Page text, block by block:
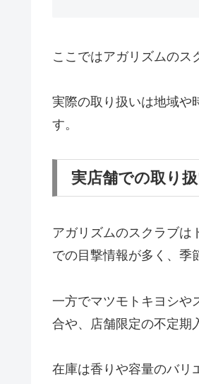
ここではアガリズムのス
実際の取り扱いは地域や
す。
実店舗での取り
アガリズムのスクラブは
での目撃情報が多く、季
一方でマツモトキヨシや
合や、店舗限定の不定期
在庫は香りや容量のバリ